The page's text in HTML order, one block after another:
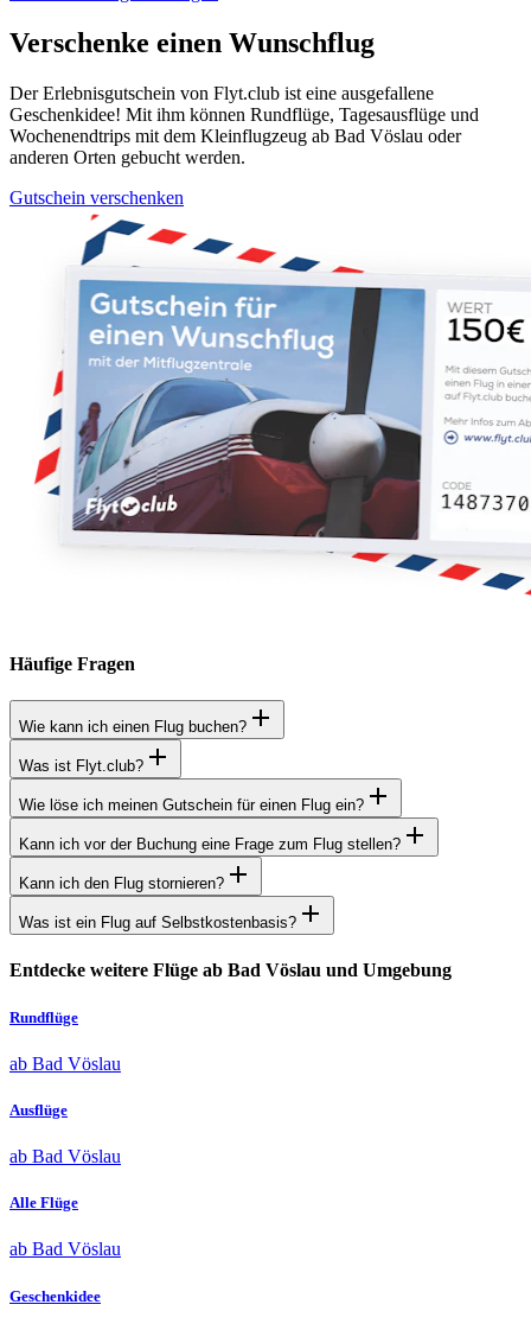
Verschenke einen Wunschflug
Der Erlebnisgutschein von Flyt.club ist eine ausgefallene
Geschenkidee! Mit ihm können Rundflüge, Tagesausflüge und
Wochenendtrips mit dem Kleinflugzeug ab Bad Vöslau oder
anderen Orten gebucht werden.
Gutschein verschenken
Häufige Fragen
Wie kann ich einen Flug buchen?
Was ist Flyt.club?
Wie löse ich meinen Gutschein für einen Flug ein?
Kann ich vor der Buchung eine Frage zum Flug stellen?
Kann ich den Flug stornieren?
Was ist ein Flug auf Selbstkostenbasis?
Entdecke weitere Flüge ab Bad Vöslau und Umgebung
Rundflüge
ab Bad Vöslau
Ausflüge
ab Bad Vöslau
Alle Flüge
ab Bad Vöslau
Geschenkidee